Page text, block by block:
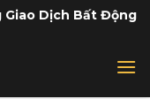
Dịch Bất Động